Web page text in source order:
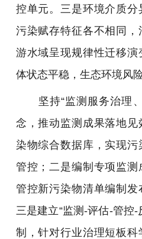
控单元。三是环境介质
污染赋存特征各不相同
游水域呈现规律性迁移
体状态平稳，生态环境风险
坚持“监测服务治理、
念，推动监测成果落地
染物综合数据库，实现
管控；二是编制专项监
管控新污染物清单编制发
三是建立“监测-评估-管控
制，针对行业治理短板